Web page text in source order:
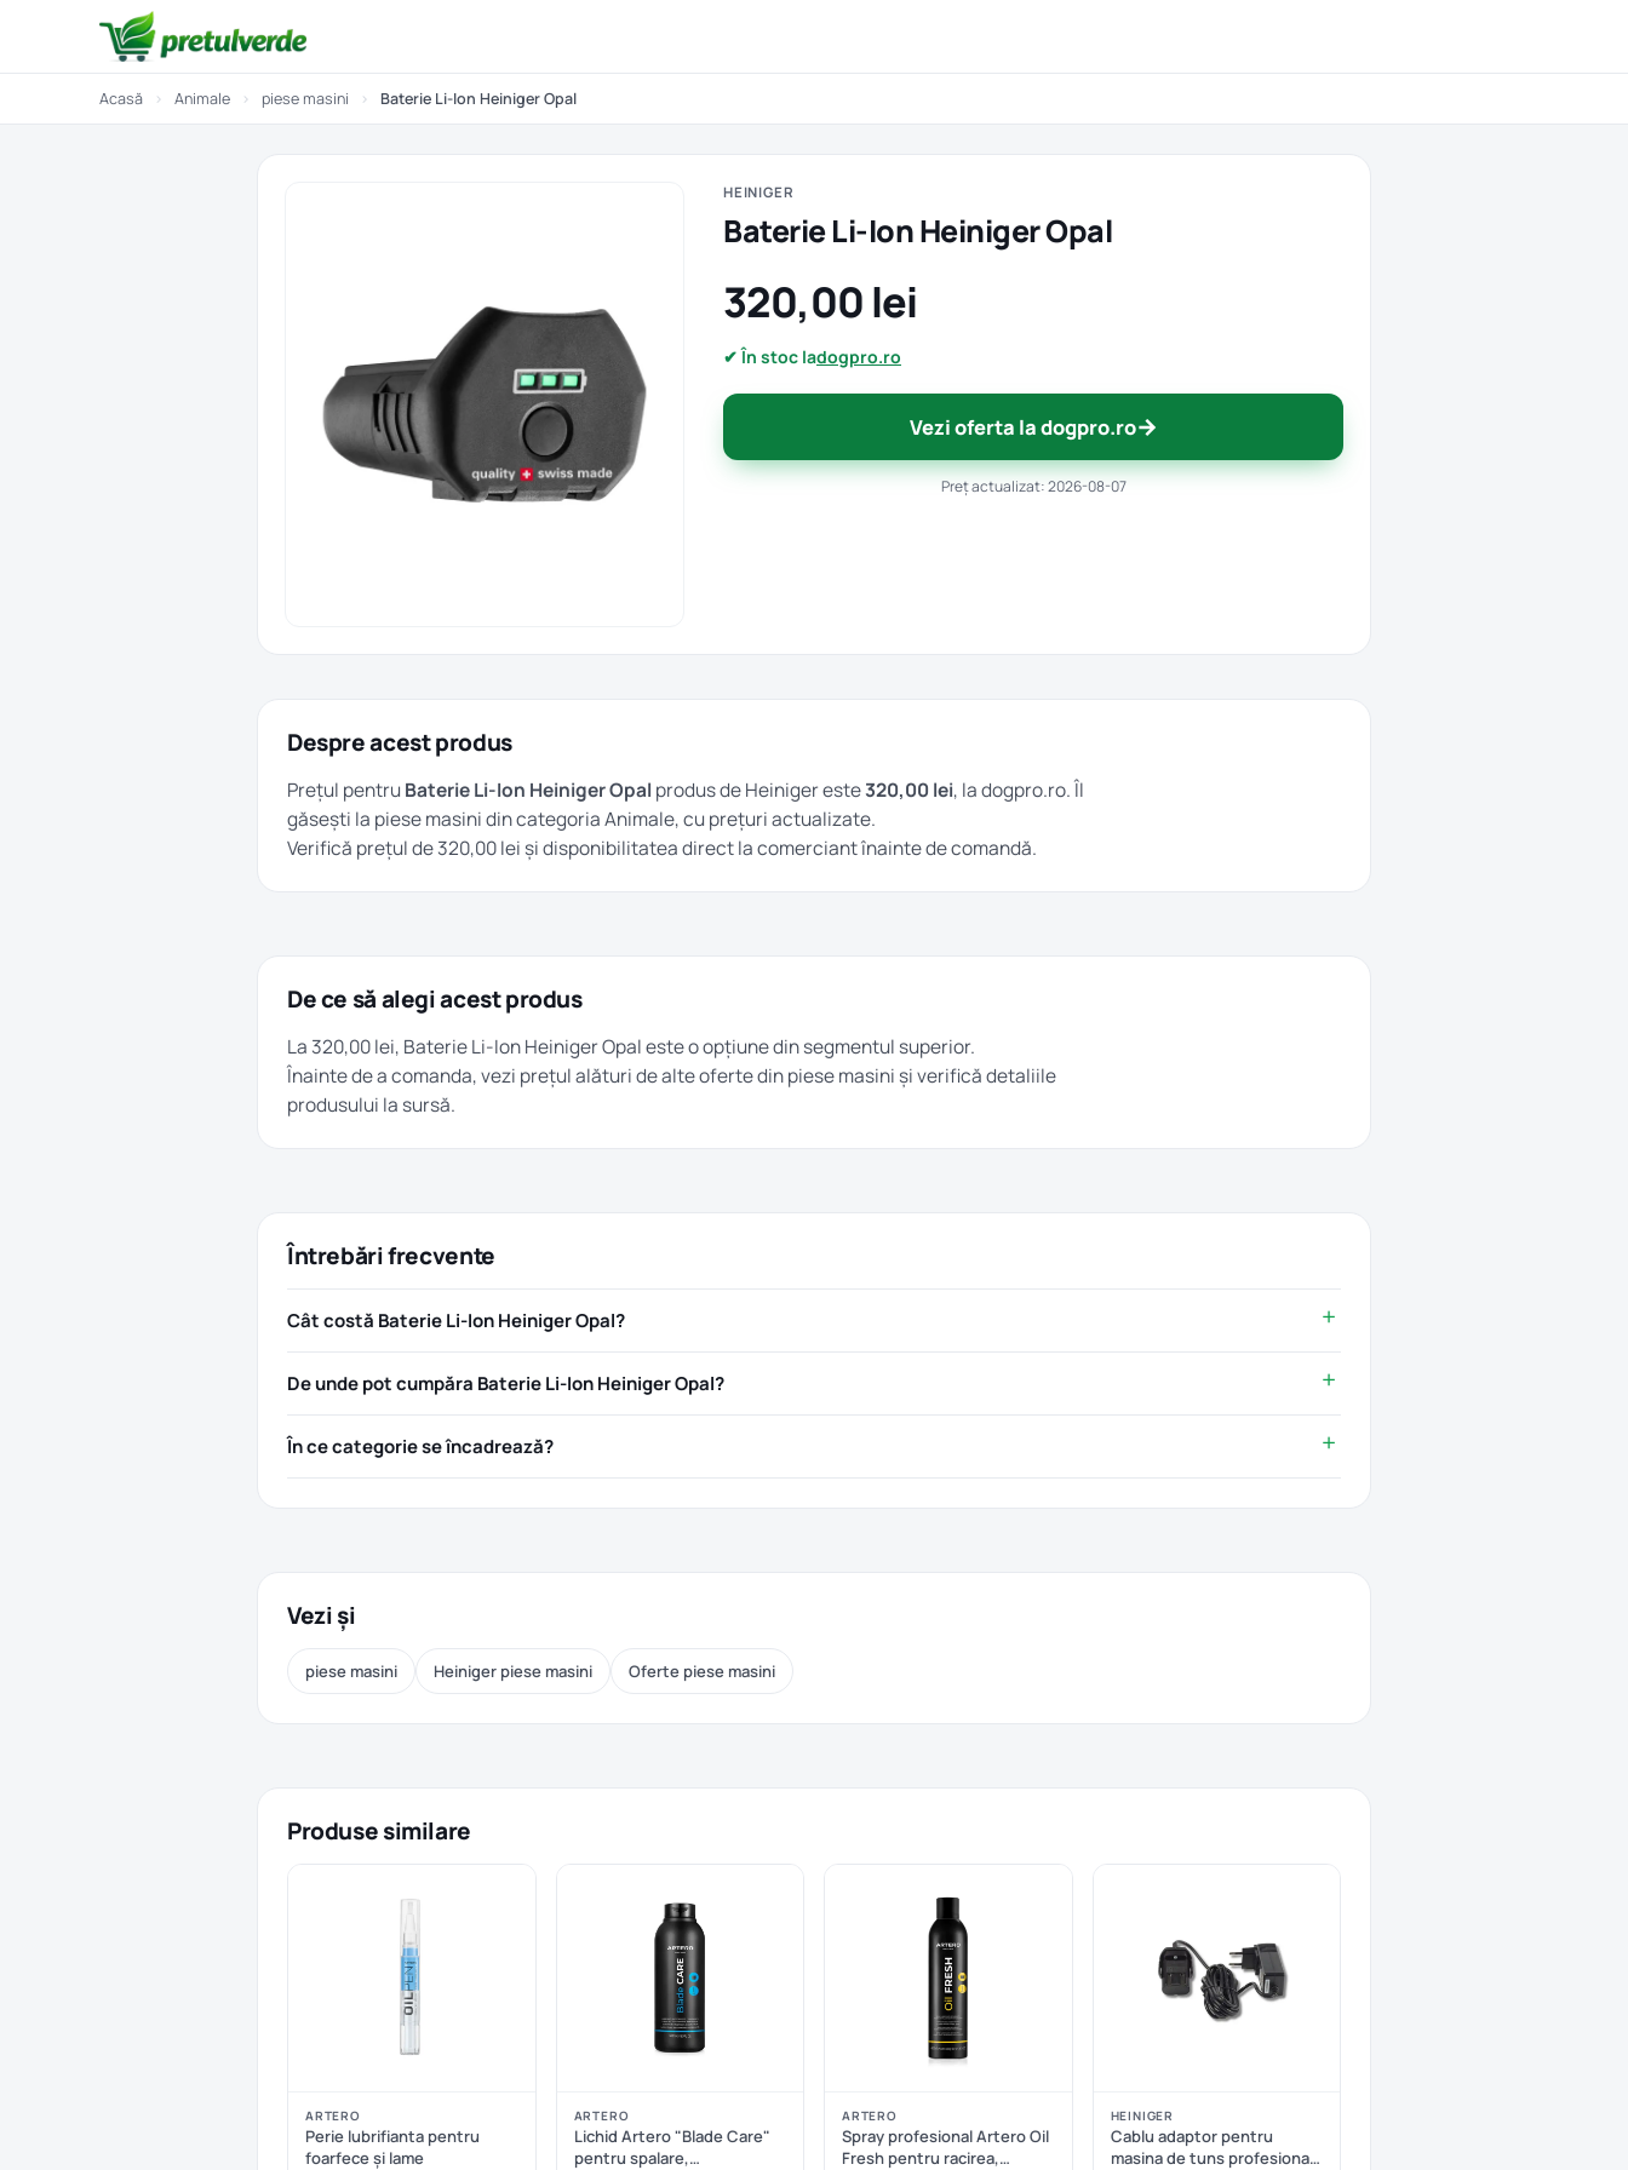
Acasă › Animale › piese masini › Baterie Li-Ion Heiniger Opal
HEINIGER
Baterie Li-Ion Heiniger Opal
320,00 lei
✔ În stoc ladogpro.ro
Vezi oferta la dogpro.ro→
Preț actualizat: 2026-08-07
Despre acest produs
Prețul pentruBaterie Li-Ion Heiniger Opal produs de Heiniger este320,00 lei, la dogpro.ro. Îl
găsești la piese masinidin categoriaAnimale, cu prețuri actualizate.
Verifică prețul de 320,00 lei și disponibilitatea direct la comerciant înainte de comandă.
De ce să alegi acest produs
La 320,00 lei, Baterie Li-Ion Heiniger Opal este o opțiune din segmentul superior.
Înainte de a comanda, vezi prețul alături de alte oferte dinpiese masini și verifică detaliile
produsului la sursă.
Întrebări frecvente
Cât costă Baterie Li-Ion Heiniger Opal?
De unde pot cumpăra Baterie Li-Ion Heiniger Opal?
În ce categorie se încadrează?
Vezi și
piese masini Heiniger piese masini Oferte piese masini
Produse similare
ARTERO
Perie lubrifianta pentru
foarfece și lame
ARTERO
Lichid Artero "Blade Care"
pentru spalare,
ARTERO
Spray profesional Artero Oil
Fresh pentru racirea,
HEINIGER
Cablu adaptor pentru
masina de tuns profesionala